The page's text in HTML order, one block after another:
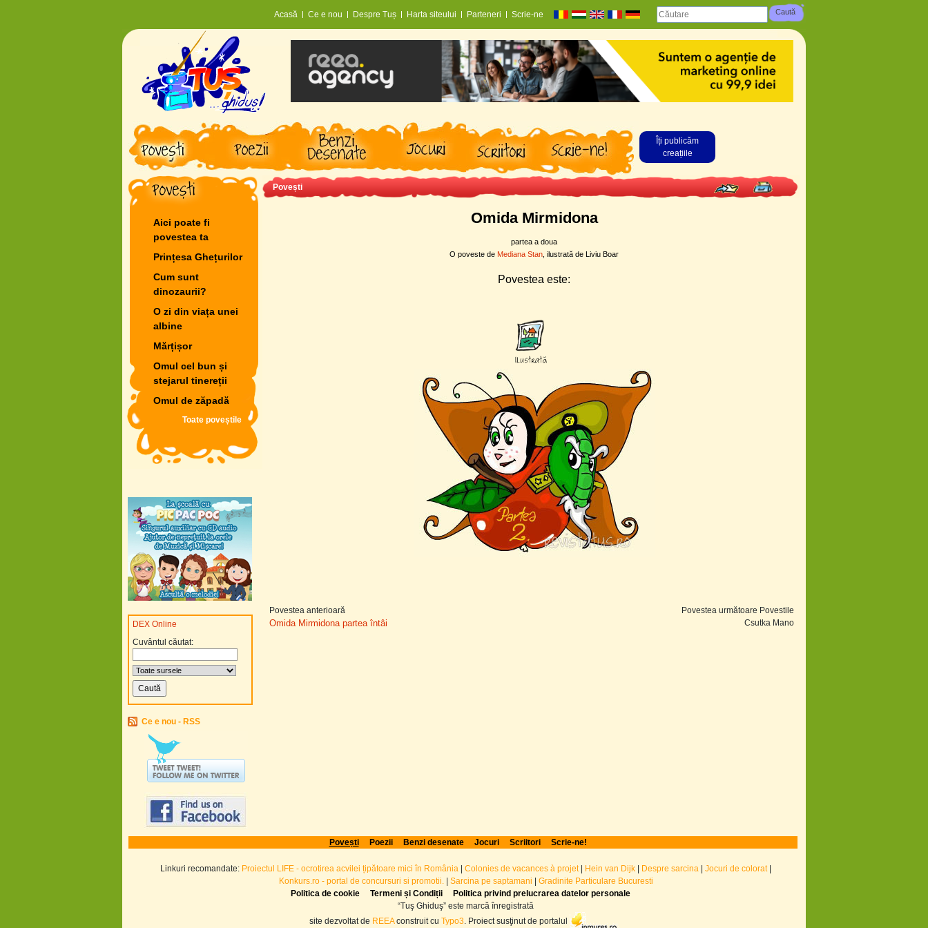
Acasă Ce e nou Despre Tuș Harta siteului Parteneri Scrie-ne
Îți publicăm
creațiile
Aici poate fi
povestea ta
Prințesa Ghețurilor
Cum sunt
dinozaurii?
O zi din viața unei
albine
Mărțișor
Omul cel bun și
stejarul tinereții
Omul de zăpadă
Toate poveștile
DEX Online
Cuvântul căutat:
Ce e nou - RSS
Povești
Omida Mirmidona
partea a doua
O poveste de Mediana Stan , ilustrată de Liviu Boar
Povestea este:
Povestea anterioară
Omida Mirmidona partea întâi
Povestea următoare Povestile
Csutka Mano
Povești Poezii Benzi desenate Jocuri Scriitori Scrie-ne!
Linkuri recomandate: Proiectul LIFE - ocrotirea acvilei țipătoare mici în România Colonies de vacances à projet| Hein van Dijk Despre sarcina Jocuri de colorat
Konkurs.ro - portal de concursuri si promotii.| Sarcina pe saptamani
Gradinite Particulare Bucuresti
Politica de cookie
Termeni și Condiții
Politica privind prelucrarea datelor personale
“Tuş Ghiduş” este marcă înregistrată
site dezvoltat de REEAconstruit cu Typo3 . Proiect susţinut de portalul